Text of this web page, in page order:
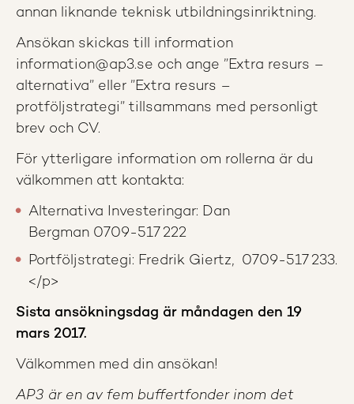
annan liknande teknisk utbildningsinriktning.
Ansökan skickas till information
information@ap3.se och ange ”Extra resurs –
alternativa” eller ”Extra resurs –
protföljstrategi” tillsammans med personligt
brev och CV.
För ytterligare information om rollerna är du
välkommen att kontakta:
Alternativa Investeringar: Dan
Bergman 0709-517 222
Portföljstrategi: Fredrik Giertz, 0709-517 233.
</p>
Sista ansökningsdag är måndagen den 19
mars 2017.
Välkommen med din ansökan!
AP3 är en av fem buffertfonder inom det